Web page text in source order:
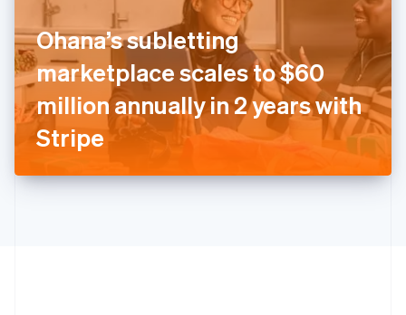
Ohana’s subletting
marketplace scales to $60
million annually in 2 years with
Stripe
Gibraltar
English
Grèce
English
English
Inde
English
English